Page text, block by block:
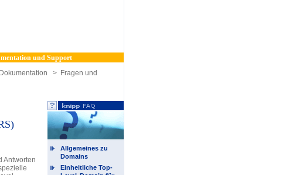
und Support
>
Fragen und
Antworten
Allgemeines zu
Domains
Einheitliche Top-